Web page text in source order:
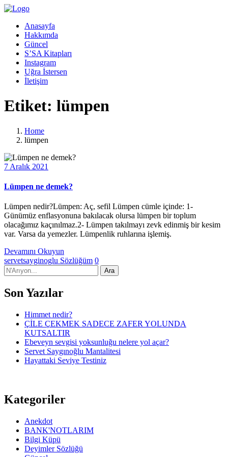
Anasayfa
Hakkımda
Güncel
S’SA Kitapları
Instagram
Uğra İstersen
İletişim
Etiket: lümpen
Home
lümpen
7 Aralık 2021
Lümpen ne demek?
Lümpen nedir?Lümpen: Aç, sefil Lümpen cümle içinde: 1-
Günümüz enflasyonuna bakılacak olursa lümpen bir toplum
olacağımız kaçınılmaz.2- Lümpen takılmayı zevk edinmiş bir kesim
var. Varsa da yemezler. Lümpenlik ruhlarına işlemiş.
Devamını Okuyun
servetsayginoglu Sözlüğüm 0
Son Yazılar
Himmet nedir?
ÇİLE ÇEKMEK SADECE ZAFER YOLUNDA
KUTSALTIR
Ebeveyn sevgisi yoksunluğu nelere yol açar?
Servet Saygınoğlu Mantalitesi
Hayattaki Seviye Testiniz
Kategoriler
Anekdot
BANK'NOTLARIM
Bilgi Küpü
Deyimler Sözlüğü